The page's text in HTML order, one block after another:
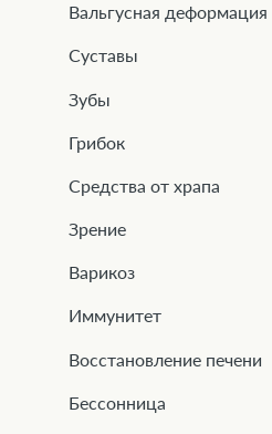
Вальгусная деформация
Суставы
Зубы
Грибок
Средства от храпа
Зрение
Варикоз
Иммунитет
Восстановление печени
Бессонница